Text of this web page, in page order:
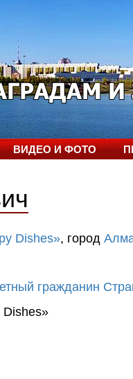
ВИДЕО И ФОТО
Dishes», город
гражданин